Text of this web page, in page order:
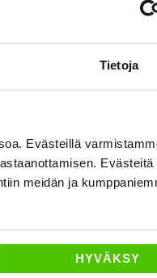
Tietoja
Evästeillä
Evästeitä
meidän ja
HYVÄKSY
från 511 € / kk